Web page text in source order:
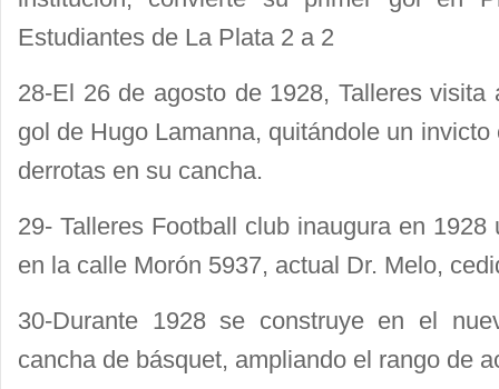
Estudiantes de La Plata 2 a 2
28-El 26 de agosto de 1928, Talleres
gol de Hugo Lamanna, quitándole un
derrotas en su cancha.
29- Talleres Football club inaugura en
en la calle Morón 5937, actual Dr. Melo,
30-Durante 1928 se construye en el
cancha de básquet, ampliando el rango de